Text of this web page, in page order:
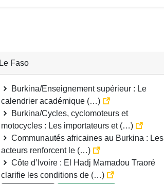
Le Faso
Burkina/Enseignement supérieur : Le
calendrier académique (…)
Burkina/Cycles, cyclomoteurs et
motocycles : Les importateurs et (…)
Communautés africaines au Burkina : Les
acteurs renforcent le (…)
Côte d’Ivoire : El Hadj Mamadou Traoré
clarifie les conditions de (…)